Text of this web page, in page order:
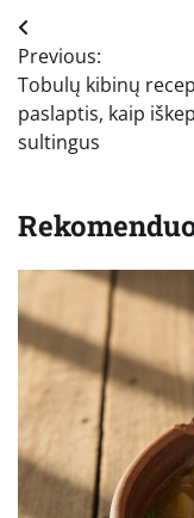
Navigacija
tarp
įrašų
Previous:
Tobulų kibinų
paslaptis, kaip
sultingus